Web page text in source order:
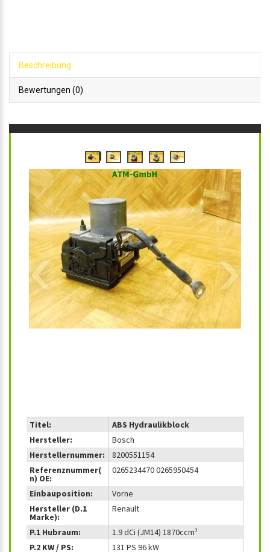
Beschreibung
Bewertungen (0)
‹ ›
Titel:
ABS Hydraulikblock
Hersteller:
Bosch
Herstellernummer:
8200551154
Referenznummer(
n) OE:
0265234470 0265950454
Einbauposition:
Vorne
Hersteller (D.1
Marke):
Renault
P.1 Hubraum:
1.9 dCi (JM14) 1870ccm³
P.2 KW / PS:
131 PS 96 kW